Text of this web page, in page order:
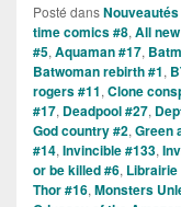
Posté dans
time comics #8, All
#5, Aquaman #17,
Batwoman rebirth #1,
rogers #11, Clone
#17, Deadpool #27,
God country #2, Green
#14, Invincible #133,
or be killed #6,
Thor #16, Monsters